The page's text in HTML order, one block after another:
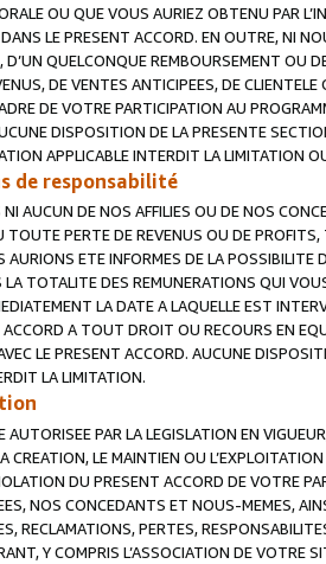
OU QUE VOUS AURIEZ OBTENU PAR
LE PRESENT ACCORD. EN OUTRE, NI
D’UN QUELCONQUE REMBOURSEMENT OU
DE VENTES ANTICIPEES, DE
DE VOTRE PARTICIPATION AU
DISPOSITION DE LA PRESENTE
APPLICABLE INTERDIT LA LIMITATION
de responsabilité
AUCUN DE NOS AFFILIES OU DE NOS
TOUTE PERTE DE REVENUS OU DE
AURIONS ETE INFORMES DE LA POSSIBILITE
LA TOTALITE DES REMUNERATIONS QUI
LA DATE A LAQUELLE EST
ACCORD A TOUT DROIT OU RECOURS EN
LE PRESENT ACCORD. AUCUNE
LA LIMITATION.
AUTORISEE PAR LA LEGISLATION EN
CREATION, LE MAINTIEN OU
DU PRESENT ACCORD DE VOTRE
NOS CONCEDANTS ET NOUS-MEMES,
RECLAMATIONS, PERTES,
Y COMPRIS L’ASSOCIATION DE VOTRE